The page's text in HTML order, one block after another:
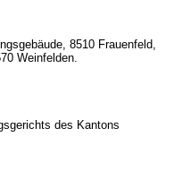
8510 Frauenfeld,
Weinfelden.
des Kantons